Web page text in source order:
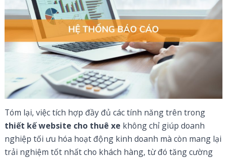
Tóm lại, việc tích hợp đầy đủ các tính năng trên trong
thiết kế website cho thuê xe không chỉ giúp doanh
nghiệp tối ưu hóa hoạt động kinh doanh mà còn mang lại
trải nghiệm tốt nhất cho khách hàng, từ đó tăng cường